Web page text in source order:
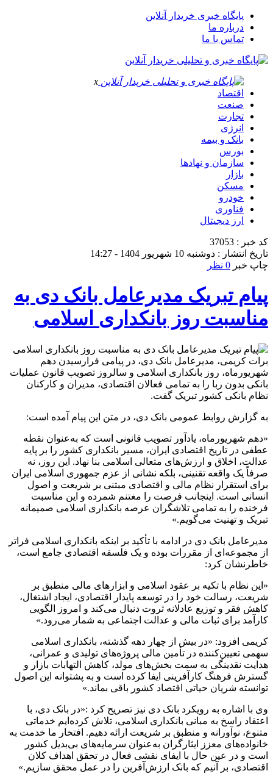
پایگاه خبری خریدار آنلاین
درباره ما
تماس با ما
x
اقتصاد
صنعت
تجارت
انرژی
بانک و بیمه
بورس
سازمان و نهادها
بازار
مسکن
خودرو
فناوری
ارز دیجیتال
کد خبر : 37053
تاریخ انتشار : دوشنبه 10 شهریور 1404 - 14:27
چاپ خبر 0 نظر
پیام تبریک مدیرعامل بانک دی به
مناسبت روز بانکداری اسلامی
برات کریمی، مدیرعامل بانک دی، در پیامی فرارسیدن دهم
شهریورماه، روز بانکداری اسلامی و سالروز تصویب قانون عملیات
بانکی بدون ربا را به تمامی فعالان اقتصادی، مدیران و کارکنان
نظام بانکی کشور تبریک گفت.
به گزارش روابط عمومی بانک دی، در متن این پیام آمده است:
«دهم شهریورماه، یادآور تصویب قانونی است که به‌عنوان نقطه
عطفی در تاریخ اقتصادی ایران، مسیر بانکداری کشور را بر پایه
عدالت، اخلاق و ارزش‌های متعالی اسلامی بنا نهاد. این روز، نه
صرفاً یک واقعه تقنینی، بلکه نشانی از عزم جمهوری اسلامی ایران
برای استقرار نظام مالی و اقتصادی مبتنی بر شریعت و اصول
انسانی است. اینجانب فرصت را مغتنم شمرده و این مناسبت
فرخنده را به تمامی تلاشگران عرصه بانکداری اسلامی صمیمانه
تبریک و تهنیت می‌گویم.»
مدیرعامل بانک دی در ادامه با تأکید بر اینکه بانکداری اسلامی فراتر
از مجموعه‌ای از مقررات بوده و یک فلسفه اقتصادی جامع است،
خاطرنشان کرد:
«این نظام با تکیه بر عقود اسلامی و ابزارهای مالی منطبق بر
شریعت، رسالت خود را در توسعه پایدار اقتصادی، ایجاد اشتغال،
کاهش فقر و توزیع عادلانه ثروت دنبال می‌کند و امروز الگویی
کارآمد برای ثبات مالی و عدالت اجتماعی به شمار می‌رود.»
کریمی افزود: «در بیش از چهار دهه گذشته، بانکداری اسلامی
سهمی تعیین‌کننده در تأمین مالی پروژه‌های تولیدی و عمرانی،
هدایت نقدینگی به سمت بخش‌های مولد، کاهش التهابات بازار و
گسترش فرهنگ کارآفرینی ایفا کرده است و به پشتوانه این اصول
توانسته شریان حیاتی اقتصاد کشور باقی بماند.»
وی با اشاره به رویکرد بانک دی نیز تصریح کرد :«در بانک دی، با
اعتقاد راسخ به مبانی بانکداری اسلامی، تلاش کرده‌ایم خدماتی
متنوع، نوآورانه و منطبق بر شریعت ارائه دهیم. افتخار ما خدمت به
خانواده‌های معزز ایثارگران به‌عنوان سرمایه‌های بی‌بدیل کشور
است و در عین حال با ایفای نقشی فعال در تحقق اهداف کلان
اقتصادی، بر آنیم که بانک ارزش‌آفرین را در عمل محقق سازیم.»